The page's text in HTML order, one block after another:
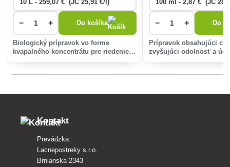
− + Do košíka
Biologický prípravok vo forme
kvapalného koncentrátu pre riedenie s
− + Do
Prípravok obsahujúci
zvyšujúci odolnosť a
Kontakt
Prevádzka:
Lacnepostreky s.r.o.
Brnianska 2343